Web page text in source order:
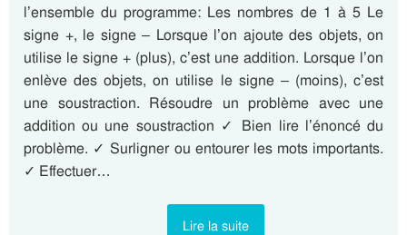
l’ensemble du programme: Les nombres de 1 à 5 Le
signe +, le signe – Lorsque l’on ajoute des objets, on
utilise le signe + (plus), c’est une addition. Lorsque l’on
enlève des objets, on utilise le signe – (moins), c’est
une soustraction. Résoudre un problème avec une
addition ou une soustraction ✓ Bien lire l’énoncé du
problème. ✓ Surligner ou entourer les mots importants.
✓ Effectuer…
Lire la suite